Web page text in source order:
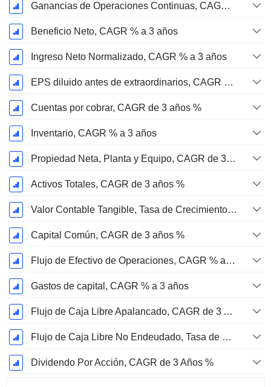
Ganancias de Operaciones Continuas, CAGR de 3 Años %
Beneficio Neto, CAGR % a 3 años
Ingreso Neto Normalizado, CAGR % a 3 años
EPS diluido antes de extraordinarios, CAGR de 3 años %
Cuentas por cobrar, CAGR de 3 años %
Inventario, CAGR % a 3 años
Propiedad Neta, Planta y Equipo, CAGR de 3 Años %
Activos Totales, CAGR de 3 años %
Valor Contable Tangible, Tasa de Crecimiento Anual Compuesta de 3 Años %
Capital Común, CAGR de 3 años %
Flujo de Efectivo de Operaciones, CAGR % a 3 años
Gastos de capital, CAGR % a 3 años
Flujo de Caja Libre Apalancado, CAGR de 3 Años %
Flujo de Caja Libre No Endeudado, Tasa de Crecimiento Anual Compuesta de 3 Años %
Dividendo Por Acción, CAGR de 3 Años %